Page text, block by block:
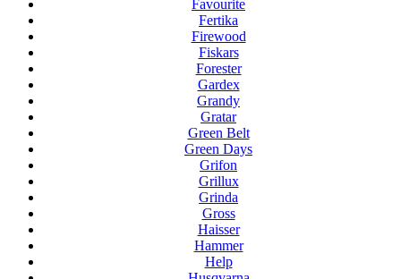
Favourite
Fertika
Firewood
Fiskars
Forester
Gardex
Grandy
Gratar
Green Belt
Green Days
Grifon
Grillux
Grinda
Gross
Haisser
Hammer
Help